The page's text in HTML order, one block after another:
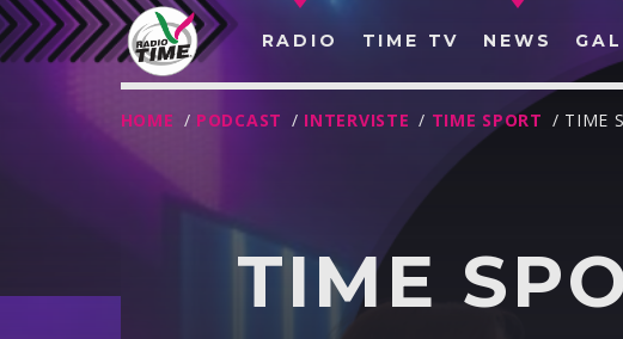
RADIO TIME TV NEWS
HOME / PODCAST / INTERVISTE / TIME SPORT / TIME
TIME